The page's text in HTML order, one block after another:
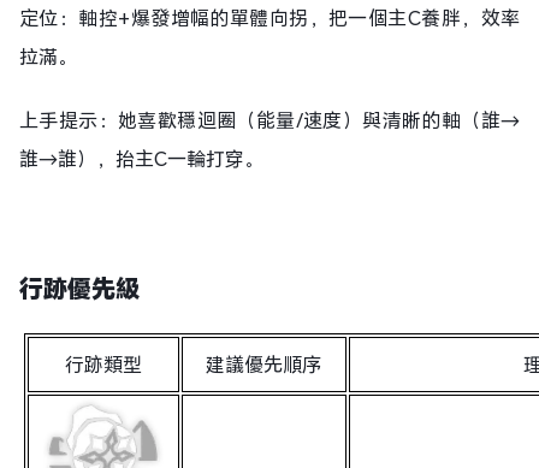
定位：軸控+爆發增幅的單體向拐，把一個主C養胖，效率
拉滿。
上手提示：她喜歡穩迴圈（能量/速度）與清晰的軸（誰→
誰→誰），抬主C一輪打穿。
行跡優先級
行跡類型 建議優先順序